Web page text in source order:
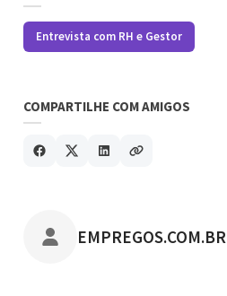
Entrevista com RH e Gestor
COMPARTILHE COM AMIGOS
POSTADO POR
EMPREGOS.COM.BR